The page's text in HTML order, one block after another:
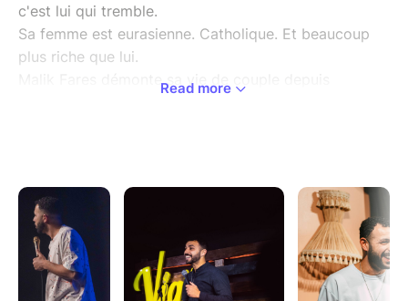
c'est lui qui tremble.
Sa femme est eurasienne. Catholique. Et beaucoup
plus riche que lui.
Malik Fares démonte sa vie de couple depuis
à voir en couple.
Parce que certaines vérités font rire... jusqu'au retour
à la maison.
Un spectacle sur le couple, l'identité et la virilité
raconté par celui qui a perdu sur les trois tableaux.
Read more